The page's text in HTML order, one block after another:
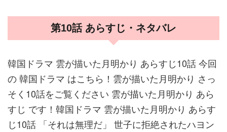
第10話 あらすじ・ネタバレ
韓国ドラマ 雲が描いた月明かり あらすじ10話 今回
の 韓国ドラマ はこちら！雲が描いた月明かり さっ
そく10話をご覧ください 雲が描いた月明かり あら
すじ です！韓国ドラマ 雲が描いた月明かり あらす
じ10話 「それは無理だ」 世子に拒絶されたハヨン